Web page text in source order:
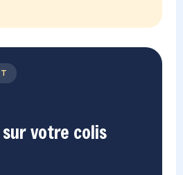
votre colis